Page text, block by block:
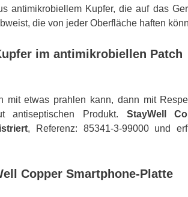
antimikrobiellem Kupfer, die auf das
die von jeder Oberfläche haften
im antimikrobiellen Patch
mit etwas prahlen kann, dann mit
antiseptischen Produkt. StayWell
, Referenz: 85341-3-99000 und
Copper Smartphone-Platte